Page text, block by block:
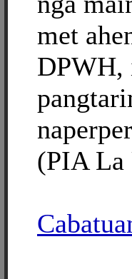
met
DPWH,
(PIA La